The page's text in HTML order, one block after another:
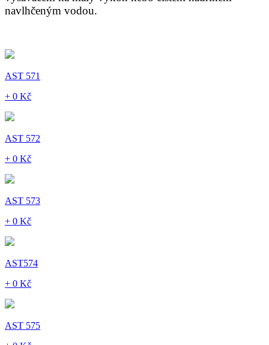
navlhčeným vodou.
AST 571
+ 0 Kč
AST 572
+ 0 Kč
AST 573
+ 0 Kč
AST574
+ 0 Kč
AST 575